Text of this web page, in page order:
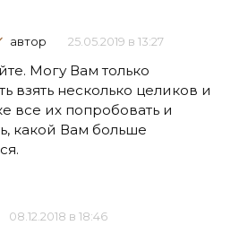
автор 25.05.2019 в 13:27
Могу Вам только
взять несколько целиков и
все их попробовать и
какой Вам больше
08.12.2018 в 18:46